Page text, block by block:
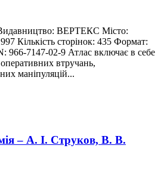
ВЕРТЕКС Місто:
Кількість сторінок: 435 Формат:
966-7147-02-9 Атлас включає в себе
втручань,
маніпуляцій...
– А. І. Струков, В. В.